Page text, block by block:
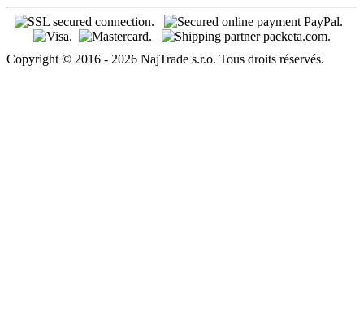
Copyright © 2016 - 2026 NajTrade s.r.o. Tous droits réservés.